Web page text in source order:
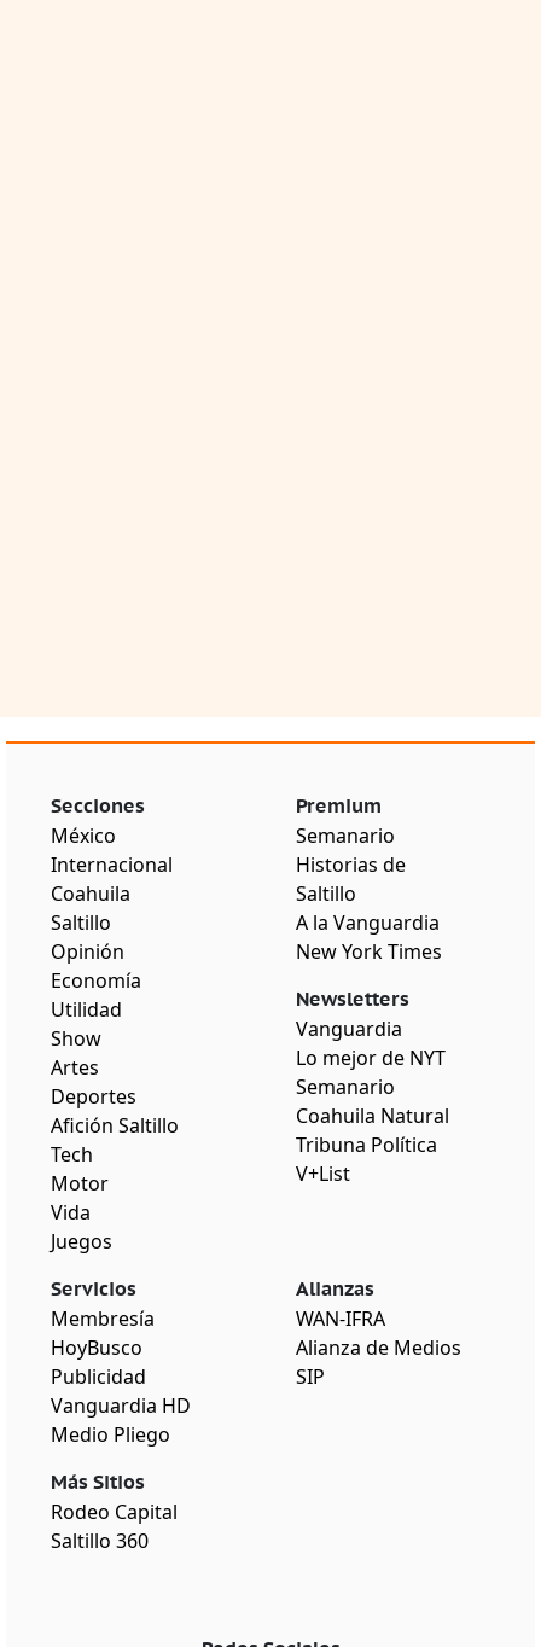
Secciones
México
Internacional
Coahuila
Saltillo
Opinión
Economía
Utilidad
Show
Artes
Deportes
Afición Saltillo
Tech
Motor
Vida
Juegos
Premium
Semanario
Historias de
Saltillo
A la Vanguardia
New York Times
Newsletters
Vanguardia
Lo mejor de NYT
Semanario
Coahuila Natural
Tribuna Política
V+List
Servicios
Membresía
HoyBusco
Publicidad
Vanguardia HD
Medio Pliego
Más Sitios
Rodeo Capital
Saltillo 360
Alianzas
WAN-IFRA
Alianza de Medios
SIP